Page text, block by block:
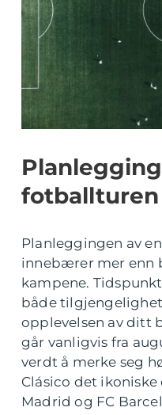
fotballturen
Planleggingen av
innebærer mer enn
kampene.
både
opplevelsen av ditt
går vanligvis fra
verdt å merke seg
Clásico det
Madrid og FC